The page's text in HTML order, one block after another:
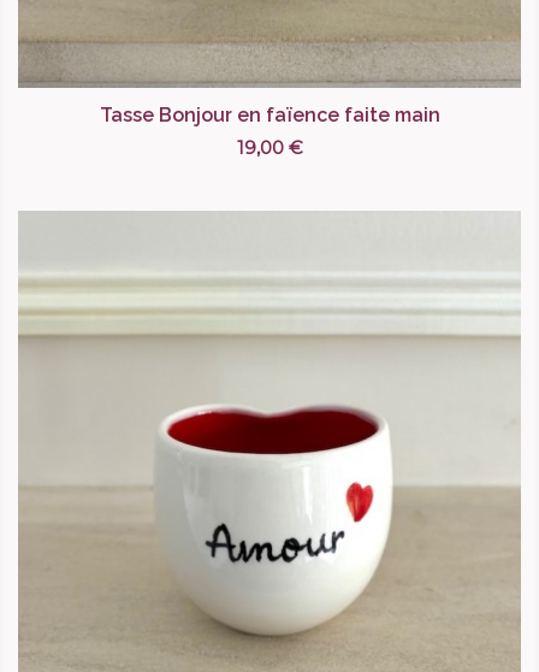
Tasse Bonjour en faïence faite main
19,00 €